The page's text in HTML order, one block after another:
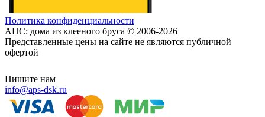
Политика конфиденциальности
АПС: дома из клееного бруса © 2006-2026
Представленные цены на сайте не являются публичной
офертой
Пишите нам
info@aps-dsk.ru